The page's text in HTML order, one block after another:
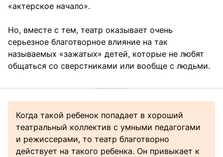
«актерское начало».
Но, вместе с тем, театр оказывает очень
серьезное благотворное влияние на так
называемых «зажатых» детей, которые не любят
общаться со сверстниками или вообще с людьми.
Когда такой ребенок попадает в хороший
театральный коллектив с умными педагогами
и режиссерами, то театр благотворно
действует на такого ребенка. Он привыкает к